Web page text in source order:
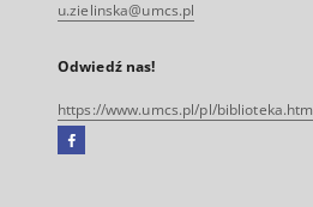
u.zielinska@umcs.pl
Odwiedź nas!
https://www.umcs.pl/pl/biblioteka.htm
Facebook